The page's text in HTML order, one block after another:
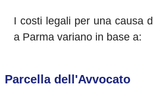
I costi legali per una causa
a Parma variano in base a:
Parcella dell'Avvocato